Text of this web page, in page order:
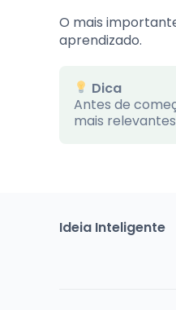
O mais
aprendizado.
Dica
Antes de
mais
Ideia Inteligente